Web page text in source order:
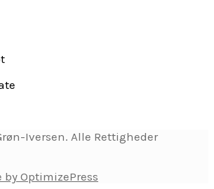
Iversen. Alle Rettigheder
by OptimizePress